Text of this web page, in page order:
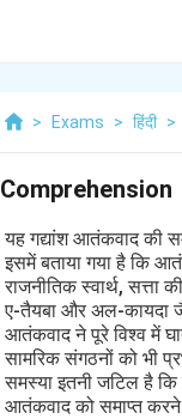
> Exams > हिंदी >
Comprehension
यह गद्यांश आतंकवाद की
इसमें बताया गया है कि
राजनीतिक स्वार्थ,
ए-तैयबा और अल-कायदा
आतंकवाद ने पूरे विश्व में
सामरिक संगठनों को भी
समस्या इतनी जटिल है
आतंकवाद को समाप्त